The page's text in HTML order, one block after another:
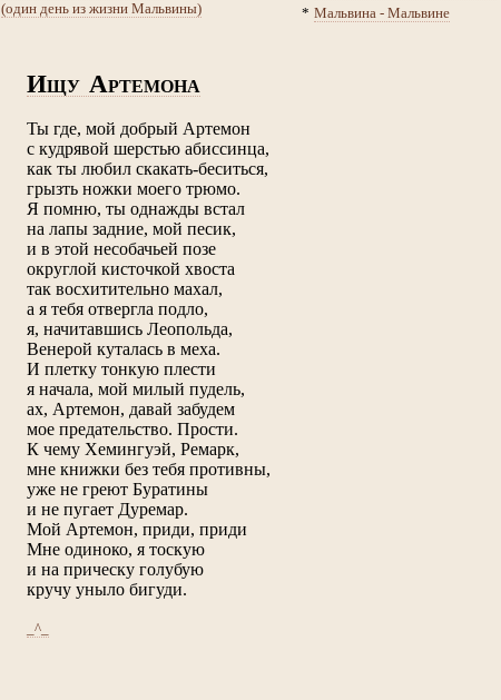
(один день из жизни Мальвины)
* Мальвина - Мальвине
ИЩУ АРТЕМОНА
Ты где, мой добрый Артемон
с кудрявой шерстью абиссинца,
как ты любил скакать-беситься,
грызть ножки моего трюмо.
Я помню, ты однажды встал
на лапы задние, мой песик,
и в этой несобачьей позе
округлой кисточкой хвоста
так восхитительно махал,
а я тебя отвергла подло,
я, начитавшись Леопольда,
Венерой куталась в меха.
И плетку тонкую плести
я начала, мой милый пудель,
ах, Артемон, давай забудем
мое предательство. Прости.
К чему Хемингуэй, Ремарк,
мне книжки без тебя противны,
уже не греют Буратины
и не пугает Дуремар.
Мой Артемон, приди, приди
Мне одиноко, я тоскую
и на прическу голубую
кручу уныло бигуди.
_^_